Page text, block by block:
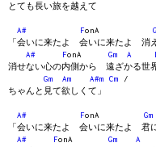
とても長い旅を越えて
A# FonA
「会いに来たよ 会いに来たよ 消
A#
FonA Gm A
消せない心の内側から 遠ざかる世
Gm
Am A#m Cm /
ちゃんと見て欲しくて」
A# FonA Gm
「会いに来たよ 会いに来たよ 君
A#
FonA Gm A